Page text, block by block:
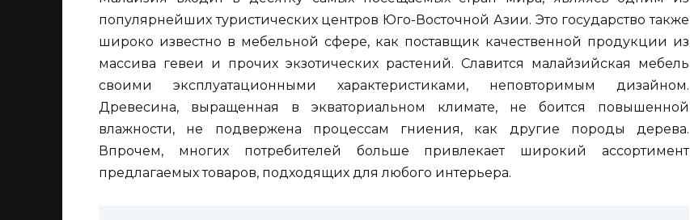
популярнейших туристических центров Юго-Восточной Азии. Это государство также
широко известно в мебельной сфере, как поставщик качественной продукции из
массива гевеи и прочих экзотических растений. Славится малайзийская мебель
своими эксплуатационными характеристиками, неповторимым дизайном.
Древесина, выращенная в экваториальном климате, не боится повышенной
влажности, не подвержена процессам гниения, как другие породы дерева.
Впрочем, многих потребителей больше привлекает широкий ассортимент
предлагаемых товаров, подходящих для любого интерьера.